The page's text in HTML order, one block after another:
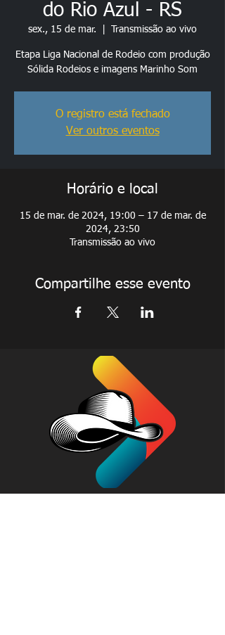
do Rio Azul - RS
sex., 15 de mar. Transmissão ao vivo
Etapa Liga Nacional de Rodeio com produção
Sólida Rodeios e imagens Marinho Som
O registro está fechado
Ver outros eventos
Horário e local
15 de mar. de 2024, 19:00 – 17 de mar. de
2024, 23:50
Transmissão ao vivo
Compartilhe esse evento